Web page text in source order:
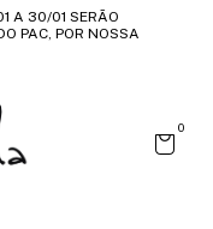
A 30/01 SERÃO
PAC, POR NOSSA
0